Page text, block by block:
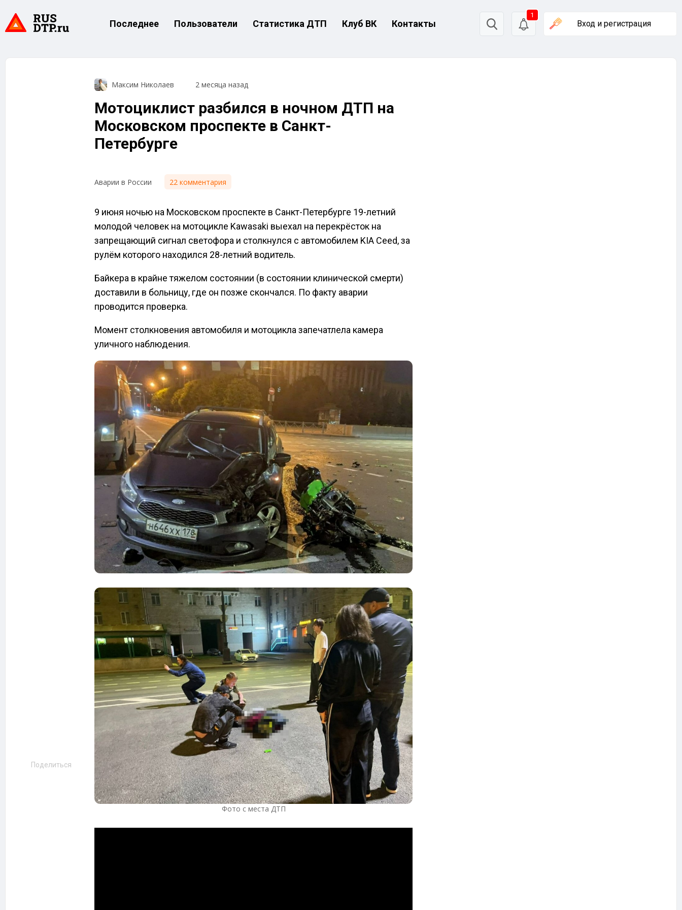
Последнее Пользователи Статистика ДТП Клуб ВК Контакты
1
Вход и регистрация
Поделиться
Максим Николаев 2 месяца назад
Мотоциклист разбился в ночном ДТП на
Московском проспекте в Санкт-
Петербурге
Аварии в России 22 комментария
9 июня ночью на Московском проспекте в Санкт-Петербурге 19-летний
молодой человек на мотоцикле Kawasaki выехал на перекрёсток на
запрещающий сигнал светофора и столкнулся с автомобилем KIA Ceed, за
рулём которого находился 28-летний водитель.
Байкера в крайне тяжелом состоянии (в состоянии клинической смерти)
доставили в больницу, где он позже скончался. По факту аварии
проводится проверка.
Момент столкновения автомобиля и мотоцикла запечатлела камера
уличного наблюдения.
Фото с места ДТП